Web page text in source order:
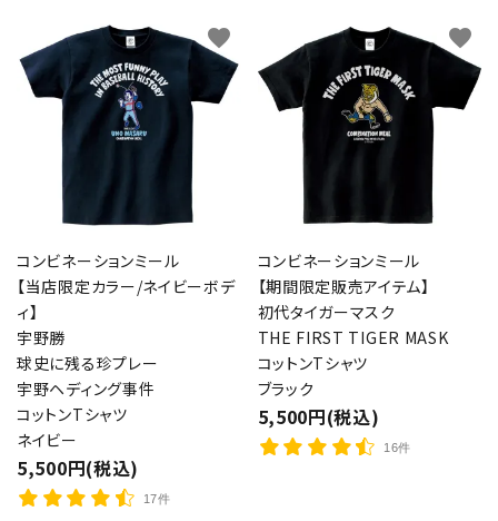
コンビネーションミール
【当店限定カラー/ネイビーボデ
ィ】
宇野勝
球史に残る珍プレー
宇野ヘディング事件
コットンTシャツ
ネイビー
5,500円(税込)
17件
favorite
コンビネーションミール
【期間限定販売アイテム】
初代タイガーマスク
THE FIRST TIGER MASK
コットンTシャツ
ブラック
5,500円(税込)
16件
favorite